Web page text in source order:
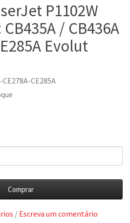
P1102W
/ CB436A
Evolut
CE285A
Comprar
/ Escreva um comentário